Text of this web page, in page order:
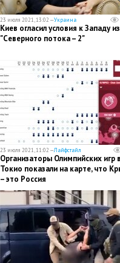
23 июля 2021, 13:02 —Украина
Киев огласил условия к Западу
"Северного потока – 2"
23 июля 2021, 11:02 —Лайфстайл
Организаторы Олимпийских игр
Токио показали на карте, что
– это Россия